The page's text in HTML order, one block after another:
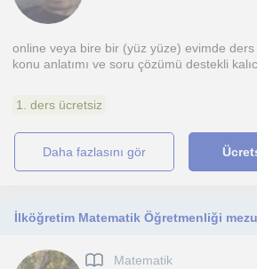
online veya bire bir (yüz yüze) evimde
konu anlatımı ve soru çözümü destekli
1. ders ücretsiz
daha fazlasını gör
Matematik